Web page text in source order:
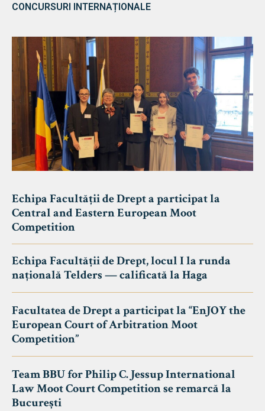
CONCURSURI INTERNAȚIONALE
Echipa Facultății de Drept a participat la
Central and Eastern European Moot
Competition
Echipa Facultății de Drept, locul I la runda
națională Telders — calificată la Haga
Facultatea de Drept a participat la “EnJOY the
European Court of Arbitration Moot
Competition”
Team BBU for Philip C. Jessup International
Law Moot Court Competition se remarcă la
București